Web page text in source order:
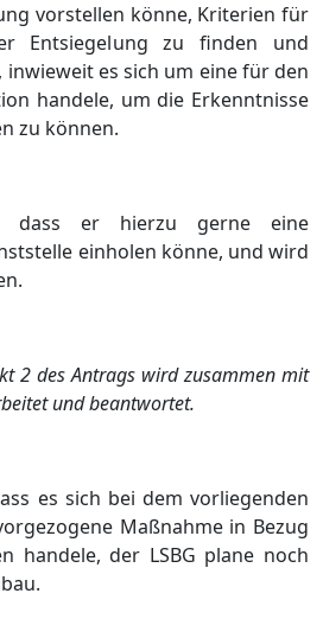
vorstellen könne, Kriterien für
Entsiegelung zu finden und
es sich um eine für den
handele, um die Erkenntnisse
zu können.
dass er hierzu gerne eine
einholen könne, und wird
2 des Antrags wird zusammen mit
und beantwortet.
es sich bei dem vorliegenden
Maßnahme in Bezug
handele, der LSBG plane noch